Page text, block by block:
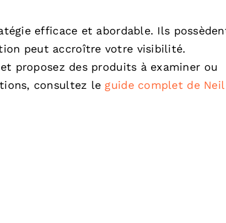
efficace et abordable. Ils
peut accroître votre visibilité.
proposez des produits à examiner ou
consultez le guide complet de Neil